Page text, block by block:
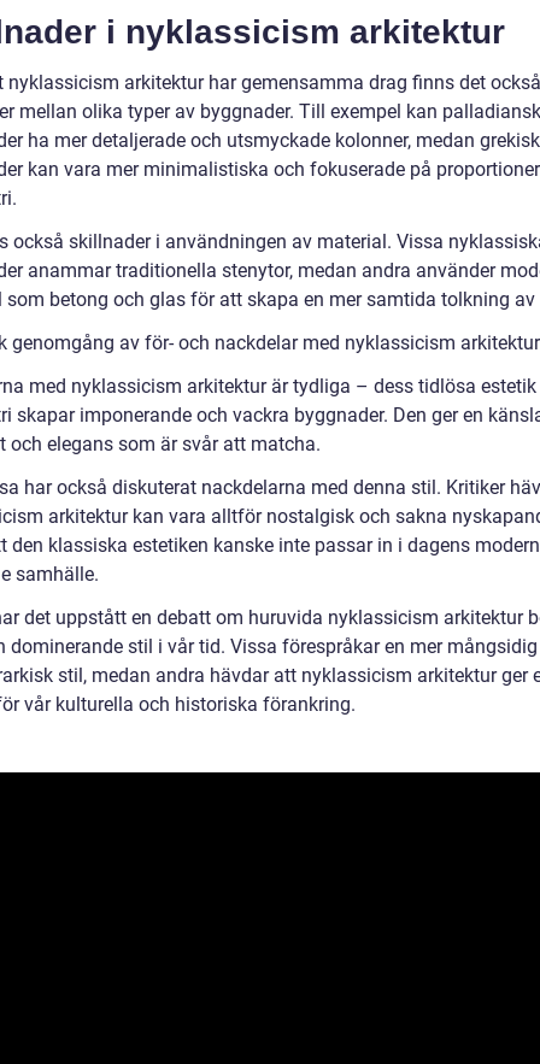
i nyklassicism arkitektur
nyklassicism arkitektur har gemensamma drag finns det också
mellan olika typer av byggnader. Till exempel kan
ha mer detaljerade och utsmyckade kolonner, medan
kan vara mer minimalistiska och fokuserade på
också skillnader i användningen av material. Vissa
anammar traditionella stenytor, medan andra använder
som betong och glas för att skapa en mer samtida tolkning av
genomgång av för- och nackdelar med nyklassicism arkitektur
med nyklassicism arkitektur är tydliga – dess tidlösa
skapar imponerande och vackra byggnader. Den ger en
och elegans som är svår att matcha.
har också diskuterat nackdelarna med denna stil. Kritiker
arkitektur kan vara alltför nostalgisk och sakna
den klassiska estetiken kanske inte passar in i dagens
samhälle.
det uppstått en debatt om huruvida nyklassicism arkitektur
dominerande stil i vår tid. Vissa förespråkar en mer
stil, medan andra hävdar att nyklassicism arkitektur ger
vår kulturella och historiska förankring.